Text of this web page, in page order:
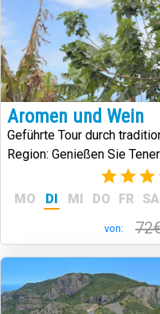
Aromen und Wein
Geführte Tour durch
Region: Genießen Sie
MO DI MI DO FR SA
von: